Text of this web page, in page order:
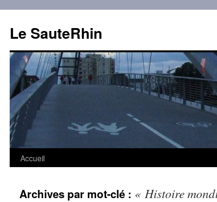
contenu
Le SauteRhin
Accueil
Archives par mot-clé : « Histoire